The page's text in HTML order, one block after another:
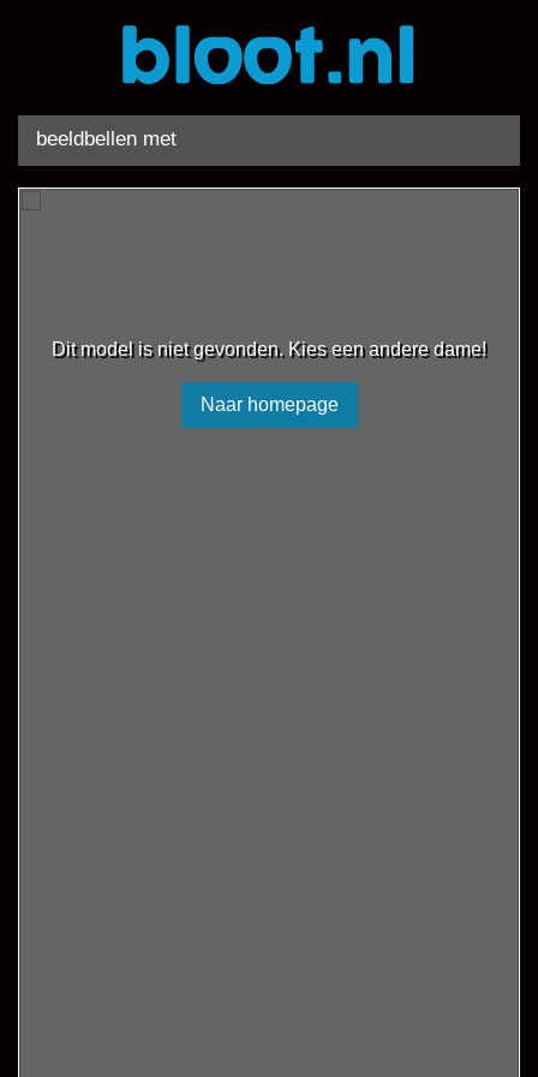
beeldbellen met
Dit model is niet gevonden. Kies een andere dame!
Naar homepage